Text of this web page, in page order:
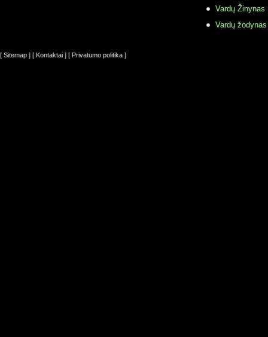
Vardų Žinynas
Vardų
[ Sitemap ] [ Kontaktai ] [ Privatumo politika ]